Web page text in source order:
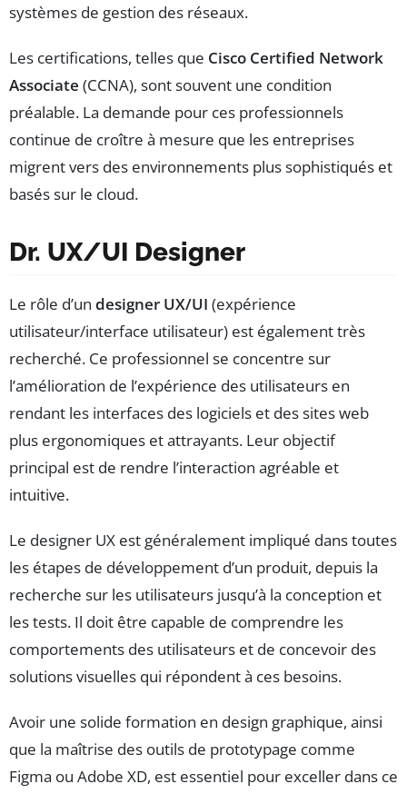
systèmes de gestion des réseaux.
Les certifications, telles que Cisco Certified Network
Associate (CCNA), sont souvent une condition
préalable. La demande pour ces professionnels
continue de croître à mesure que les entreprises
migrent vers des environnements plus sophistiqués et
basés sur le cloud.
Dr. UX/UI Designer
Le rôle d’un designer UX/UI (expérience
utilisateur/interface utilisateur) est également très
recherché. Ce professionnel se concentre sur
l’amélioration de l’expérience des utilisateurs en
rendant les interfaces des logiciels et des sites web
plus ergonomiques et attrayants. Leur objectif
principal est de rendre l’interaction agréable et
intuitive.
Le designer UX est généralement impliqué dans toutes
les étapes de développement d’un produit, depuis la
recherche sur les utilisateurs jusqu’à la conception et
les tests. Il doit être capable de comprendre les
comportements des utilisateurs et de concevoir des
solutions visuelles qui répondent à ces besoins.
Avoir une solide formation en design graphique, ainsi
que la maîtrise des outils de prototypage comme
Figma ou Adobe XD, est essentiel pour exceller dans ce